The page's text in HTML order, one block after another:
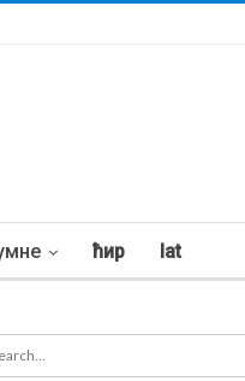
ћир lat